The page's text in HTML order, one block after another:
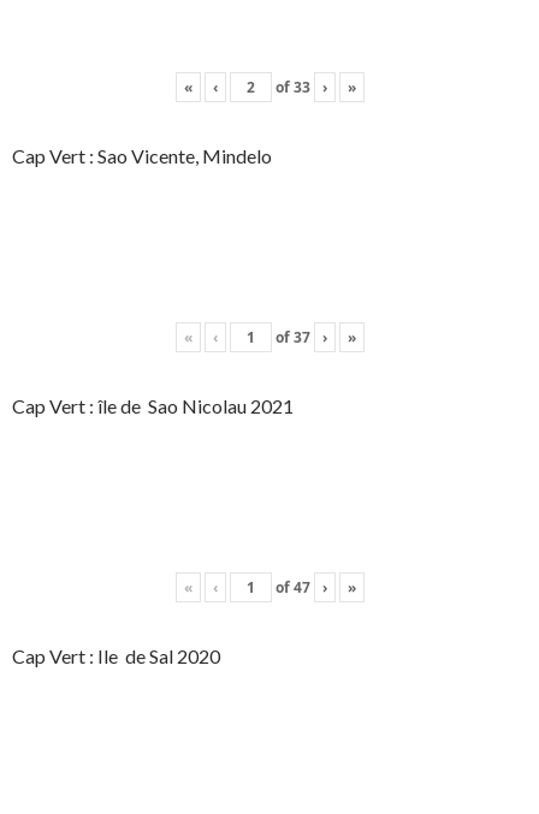
« ‹ of33 › »
Cap Vert : Sao Vicente, Mindelo
« ‹ of37 › »
Cap Vert : île de Sao Nicolau 2021
« ‹ of47 › »
Cap Vert : Ile de Sal 2020